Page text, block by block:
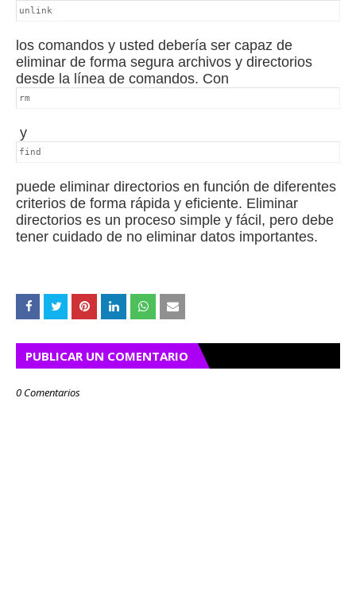
unlink
los comandos y usted debería ser capaz de
eliminar de forma segura archivos y directorios
desde la línea de comandos. Con
rm
y
find
puede eliminar directorios en función de diferentes
criterios de forma rápida y eficiente. Eliminar
directorios es un proceso simple y fácil, pero debe
tener cuidado de no eliminar datos importantes.
PUBLICAR UN COMENTARIO
0 Comentarios